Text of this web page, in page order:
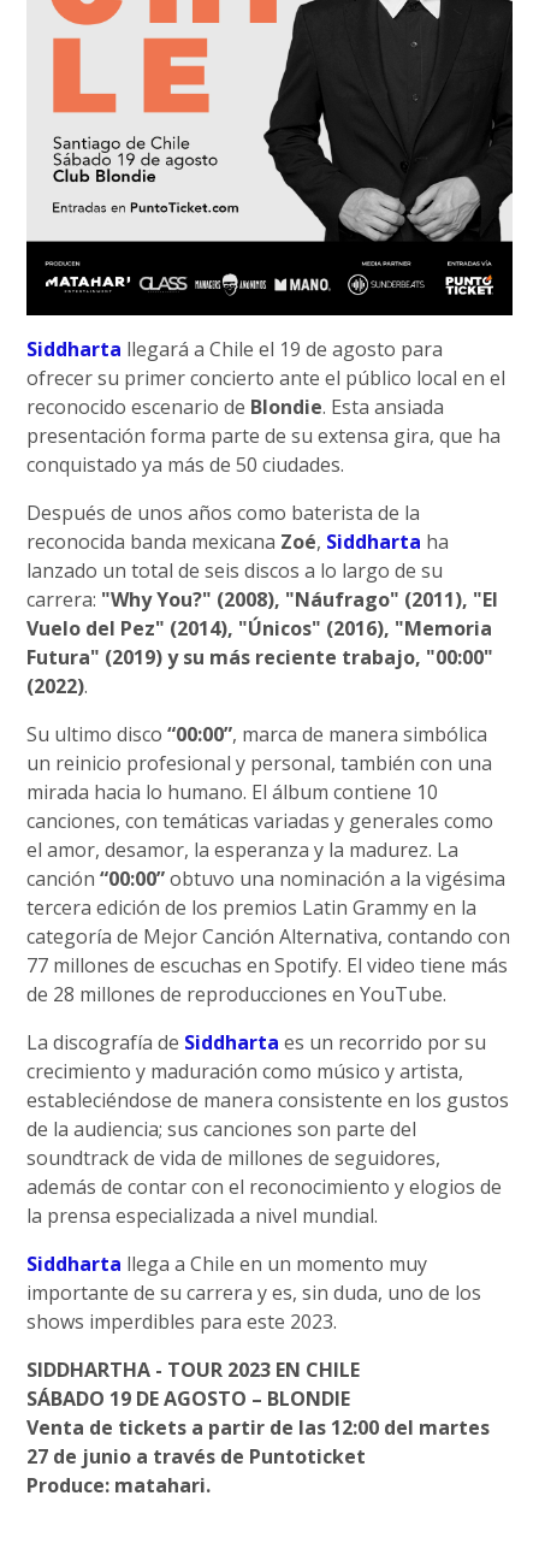
Siddharta llegará a Chile el 19 de agosto para
ofrecer su primer concierto ante el público local en el
reconocido escenario de Blondie. Esta ansiada
presentación forma parte de su extensa gira, que ha
conquistado ya más de 50 ciudades.
Después de unos años como baterista de la
reconocida banda mexicana Zoé, Siddharta ha
lanzado un total de seis discos a lo largo de su
carrera: "Why You?" (2008), "Náufrago" (2011), "El
Vuelo del Pez" (2014), "Únicos" (2016), "Memoria
Futura" (2019) y su más reciente trabajo, "00:00"
(2022).
Su ultimo disco“00:00”, marca de manera simbólica
un reinicio profesional y personal, también con una
mirada hacia lo humano. El álbum contiene 10
canciones, con temáticas variadas y generales como
el amor, desamor, la esperanza y la madurez. La
canción“00:00”obtuvo una nominación a la vigésima
tercera edición de los premios Latin Grammy en la
categoría de Mejor Canción Alternativa, contando con
77 millones de escuchas en Spotify. El video tiene más
de 28 millones de reproducciones en YouTube.
La discografía de Siddharta es un recorrido por su
crecimiento y maduración como músico y artista,
estableciéndose de manera consistente en los gustos
de la audiencia; sus canciones son parte del
soundtrack de vida de millones de seguidores,
además de contar con el reconocimiento y elogios de
la prensa especializada a nivel mundial.
Siddharta llega a Chile en un momento muy
importante de su carrera y es, sin duda, uno de los
shows imperdibles para este 2023.
SIDDHARTHA - TOUR 2023 EN CHILE
SÁBADO 19 DE AGOSTO – BLONDIE
Venta de tickets a partir de las 12:00 del martes
27 de junio a través de Puntoticket
Produce: matahari.